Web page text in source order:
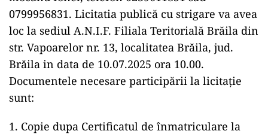
0799956831. Licitatia publică cu strigare va avea
loc la sediul A.N.I.F. Filiala Teritorială Brăila din
str. Vapoarelor nr. 13, localitatea Brăila, jud.
Brăila in data de 10.07.2025 ora 10.00.
Documentele necesare participării la licitaţie
sunt:
1. Copie dupa Certificatul de înmatriculare la